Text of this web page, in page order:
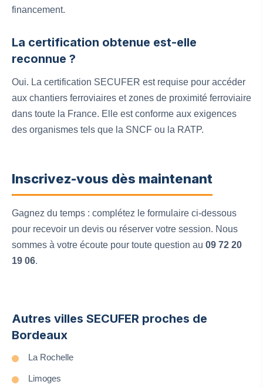
financement.
La certification obtenue est-elle
reconnue ?
Oui. La certification SECUFER est requise pour accéder
aux chantiers ferroviaires et zones de proximité ferroviaire
dans toute la France. Elle est conforme aux exigences
des organismes tels que la SNCF ou la RATP.
Inscrivez-vous dès maintenant
Gagnez du temps : complétez le formulaire ci-dessous
pour recevoir un devis ou réserver votre session. Nous
sommes à votre écoute pour toute question au 09 72 20
19 06.
Autres villes SECUFER proches de
Bordeaux
La Rochelle
Limoges